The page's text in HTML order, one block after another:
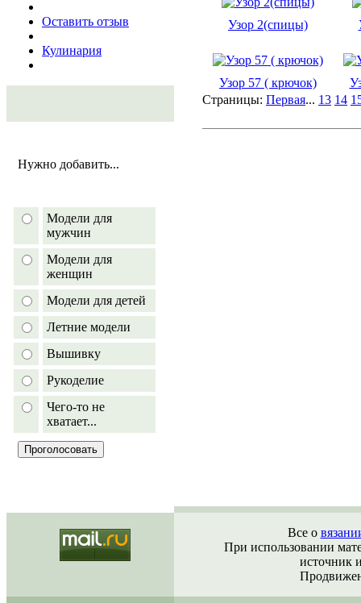
Оставить отзыв
Кулинария
Нужно добавить...
Модели для
мужчин
Модели для
женщин
Модели для детей
Летние модели
Вышивку
Рукоделие
Чего-то не
хватает...
Узор 2(спицы)
Узор 57 ( крючок)
Страницы: Первая... 13 14
Все о
При использовании
источник